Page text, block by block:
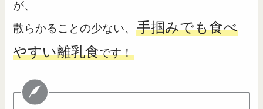
が、
散らかることの少ない、手掴みでも食べ
やすい離乳食です！